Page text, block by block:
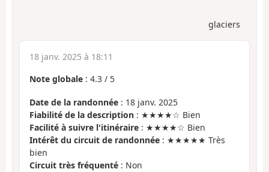
glaciers
18 janv. 2025 à 18:11
Note globale : 4.3 / 5
Date de la randonnée : 18 janv. 2025
Fiabilité de la description : ★★★★☆ Bien
Facilité à suivre l'itinéraire : ★★★★☆ Bien
Intérêt du circuit de randonnée : ★★★★★ Très
bien
Circuit très fréquenté : Non